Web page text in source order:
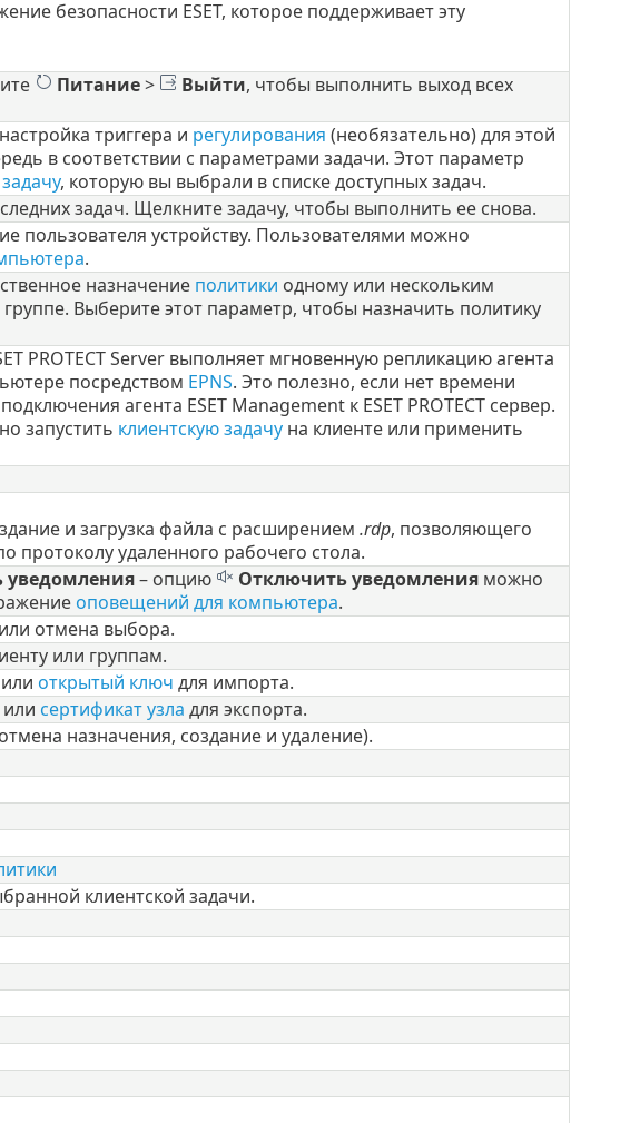
безопасности ESET, которое поддерживает эту
Питание> Выйти, чтобы выполнить выход всех
триггера и регулирования (необязательно) для этой
в соответствии с параметрами задачи. Этот параметр
задачу, которую вы выбрали в списке доступных задач.
задач. Щелкните задачу, чтобы выполнить ее снова.
пользователя устройству. Пользователями можно
.
назначение политики одному или нескольким
Выберите этот параметр, чтобы назначить политику
PROTECT Server выполняет мгновенную репликацию агента
посредством EPNS. Это полезно, если нет времени
агента ESET Management к ESET PROTECT сервер.
запустить клиентскую задачуна клиенте или применить
и загрузка файла с расширением .rdp, позволяющего
протоколу удаленного рабочего стола.
– опцию Отключить уведомленияможно
оповещений для компьютера.
отмена выбора.
или группам.
или открытый ключ для импорта.
или сертификат узла для экспорта.
назначения, создание и удаление).
клиентской задачи.